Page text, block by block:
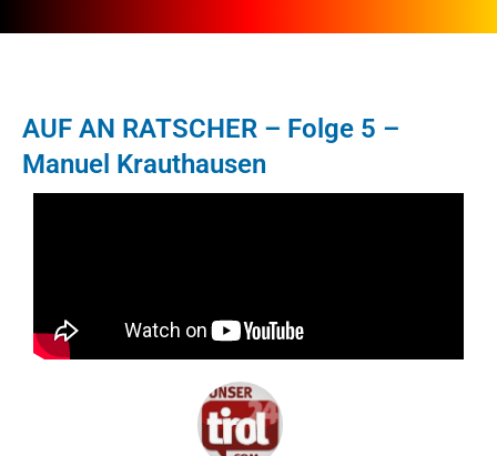
AUF AN RATSCHER – Folge 5 –
Manuel Krauthausen